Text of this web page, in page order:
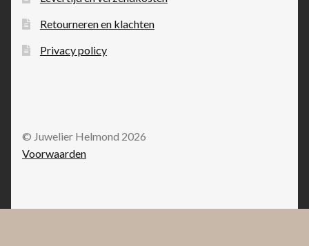
Retourneren en klachten
Privacy policy
© Juwelier Helmond 2026
Voorwaarden